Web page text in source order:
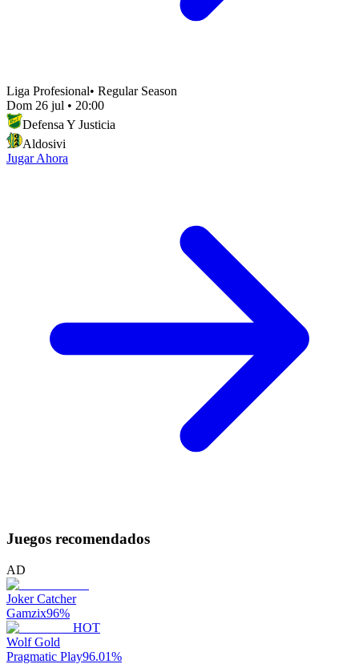
Liga Profesional• Regular Season
Dom 26 jul • 20:00
Defensa Y Justicia
Aldosivi
Jugar Ahora
Juegos recomendados
AD
Joker Catcher
Gamzix96%
HOT
Wolf Gold
Pragmatic Play96.01%